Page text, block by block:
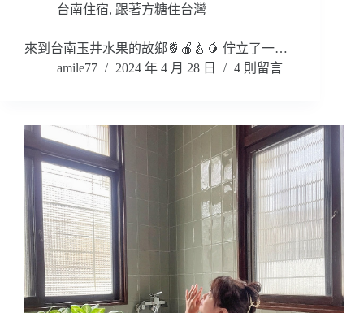
台南住宿, 跟著方糖住台灣
來到台南玉井水果的故鄉🍍🍎🍐🥭 佇立了一…
amile77
2024 年 4 月 28 日 4 則留言